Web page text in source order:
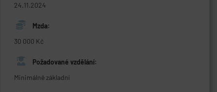
24.11.2024
Mzda:
30 000 Kč
Požadované vzdělání:
Minimálně základní